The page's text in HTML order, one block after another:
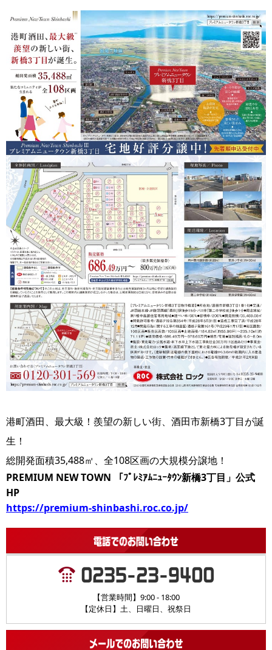
港町酒田、最大級！羨望の新しい街、酒田市新橋3丁目が誕
生！
総開発面積35,488㎡、全108区画の大規模分譲地！
PREMIUM NEW TOWN 「ﾌﾟﾚﾐｱﾑﾆｭｰﾀｳﾝ新橋3丁目」公式
HP
https://premium-shinbashi.roc.co.jp/
【営業時間】9:00 - 18:00
【定休日】土、日曜日、祝祭日